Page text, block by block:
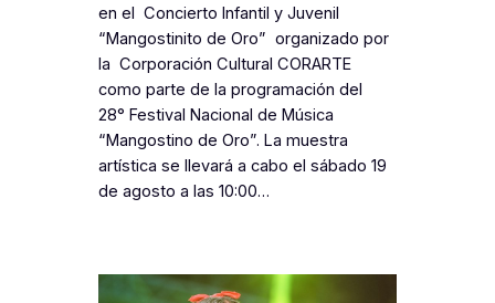
en el Concierto Infantil y Juvenil
“Mangostinito de Oro” organizado por
la Corporación Cultural CORARTE
como parte de la programación del
28° Festival Nacional de Música
“Mangostino de Oro”. La muestra
artística se llevará a cabo el sábado 19
de agosto a las 10:00…